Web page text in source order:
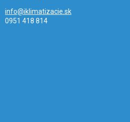
info@iklimatizacie.sk
0951 418 814